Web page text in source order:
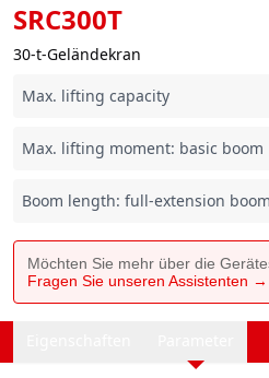
SRC300T
30-t-Geländekran
Max. lifting capacity
Max. lifting moment: basic boom
Boom length: full-extension boom
Möchten Sie mehr über die
Fragen Sie unseren Assistenten →